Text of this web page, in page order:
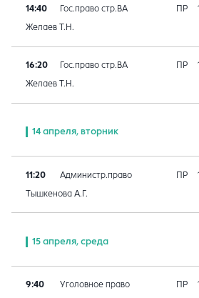
14:40 Гос.право стр.ВА ПР
Желаев Т.Н.
16:20 Гос.право стр.ВА ПР
Желаев Т.Н.
14 апреля, вторник
11:20 Администр.право ПР
Тышкенова А.Г.
15 апреля, среда
9:40 Уголовное право ПР